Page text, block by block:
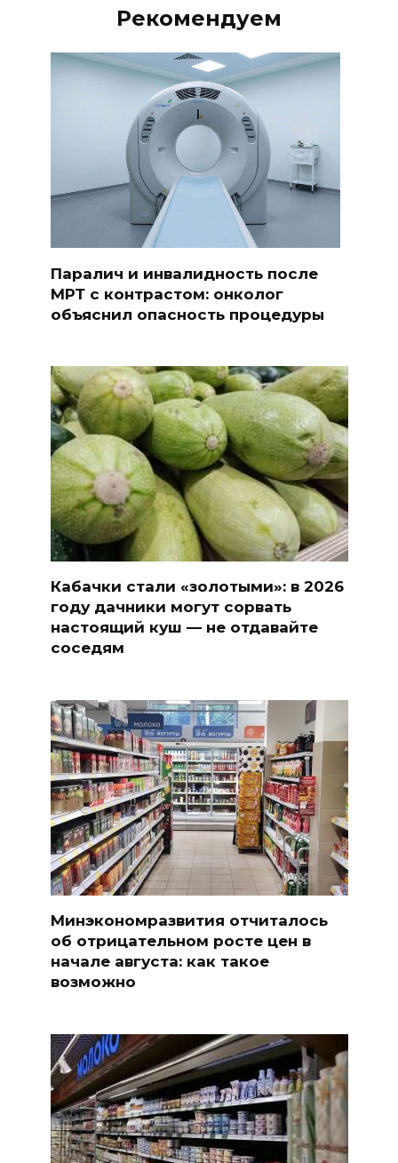
Рекомендуем
Паралич и инвалидность после
МРТ с контрастом: онколог
объяснил опасность процедуры
Кабачки стали «золотыми»: в 2026
году дачники могут сорвать
настоящий куш — не отдавайте
соседям
Минэкономразвития отчиталось
об отрицательном росте цен в
начале августа: как такое
возможно